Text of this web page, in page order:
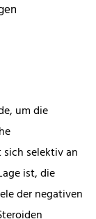
um die
selektiv an
ist, die
der negativen